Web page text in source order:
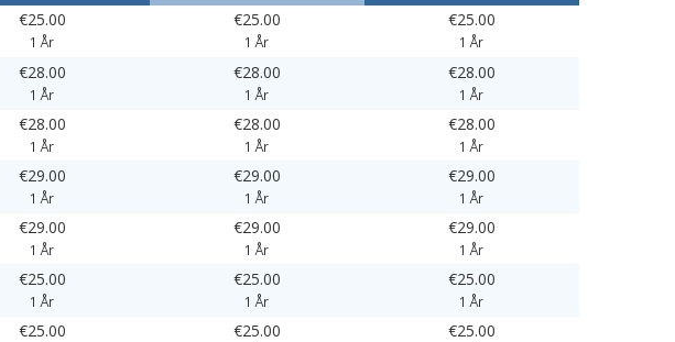
€25.00
1 År
€25.00
1 År
€25.00
1 År
€28.00
1 År
€28.00
1 År
€28.00
1 År
€28.00
1 År
€28.00
1 År
€28.00
1 År
€29.00
1 År
€29.00
1 År
€29.00
1 År
€29.00
1 År
€29.00
1 År
€29.00
1 År
€25.00
1 År
€25.00
1 År
€25.00
1 År
€25.00 €25.00 €25.00